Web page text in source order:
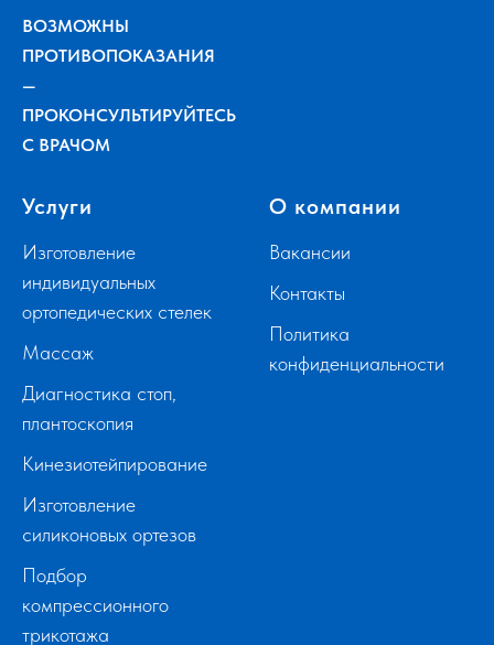
ВОЗМОЖНЫ
ПРОТИВОПОКАЗАНИЯ
—
ПРОКОНСУЛЬТИРУЙТЕСЬ
С ВРАЧОМ
Услуги
Изготовление
индивидуальных
ортопедических стелек
Массаж
Диагностика стоп,
плантоскопия
Кинезиотейпирование
Изготовление
силиконовых ортезов
Подбор
компрессионного
трикотажа
О компании
Вакансии
Контакты
Политика
конфиденциальности